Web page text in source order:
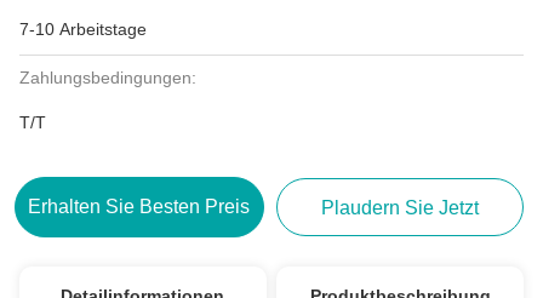
7-10 Arbeitstage
Zahlungsbedingungen:
T/T
Erhalten Sie Besten Preis Plaudern Sie Jetzt